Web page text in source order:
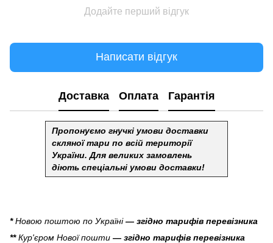
Додайте перший відгук
Написати відгук
Доставка Оплата Гарантія
Пропонуємо гнучкі умови доставки
скляної тари по всій території
України. Для великих замовлень
діють спеціальні умови доставки!
*Новою поштою по Україні— згідно тарифів перевізника
**Кур'єром Нової пошти — згідно тарифів перевізника